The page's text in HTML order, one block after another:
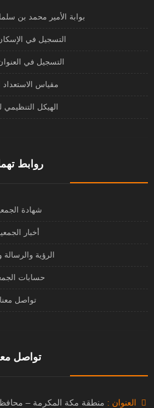
بوابة الأمير محمد بن
التسجيل في
التسجيل في
مقياس الاستعداد
الهيكل التنظيمي
روابط
شهادة
أخبار
الرؤية والرسالة
حسابات
تواصل معنا
تواصل
العنوان : منطقة مكة المكرمة –